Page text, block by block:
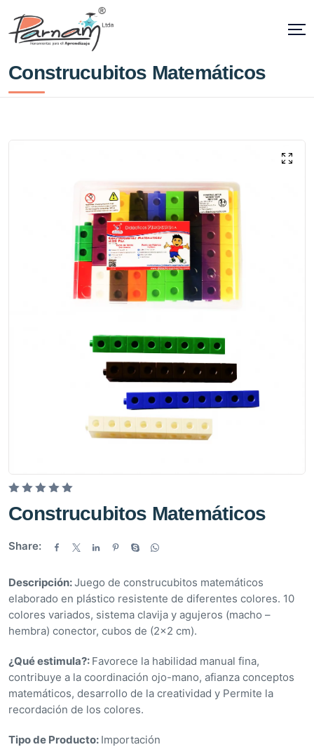
Construcubitos Matemáticos
V
a
o
a
d
o
e
0
d
e
5
Construcubitos Matemáticos
Share:
Descripción:Juego de construcubitos matemáticos
elaborado en plástico resistente de diferentes colores. 10
colores variados, sistema clavija y agujeros (macho –
hembra) conector, cubos de (2×2 cm).
¿Qué estimula?: Favorece la habilidad manual fina,
contribuye a la coordinación ojo-mano, afianza conceptos
matemáticos, desarrollo de la creatividad y Permite la
recordación de los colores.
Tipo de Producto: Importación